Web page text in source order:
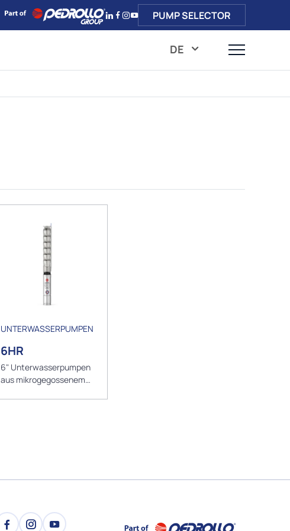
PUMP SELECTOR
DE
UNTERWASSERPUMPEN
6HR
6" Unterwasserpumpen
aus mikrogegossenem